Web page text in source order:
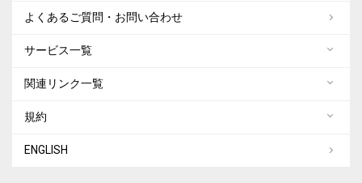
よくあるご質問・お問い合わせ
サービス一覧
関連リンク一覧
規約
ENGLISH